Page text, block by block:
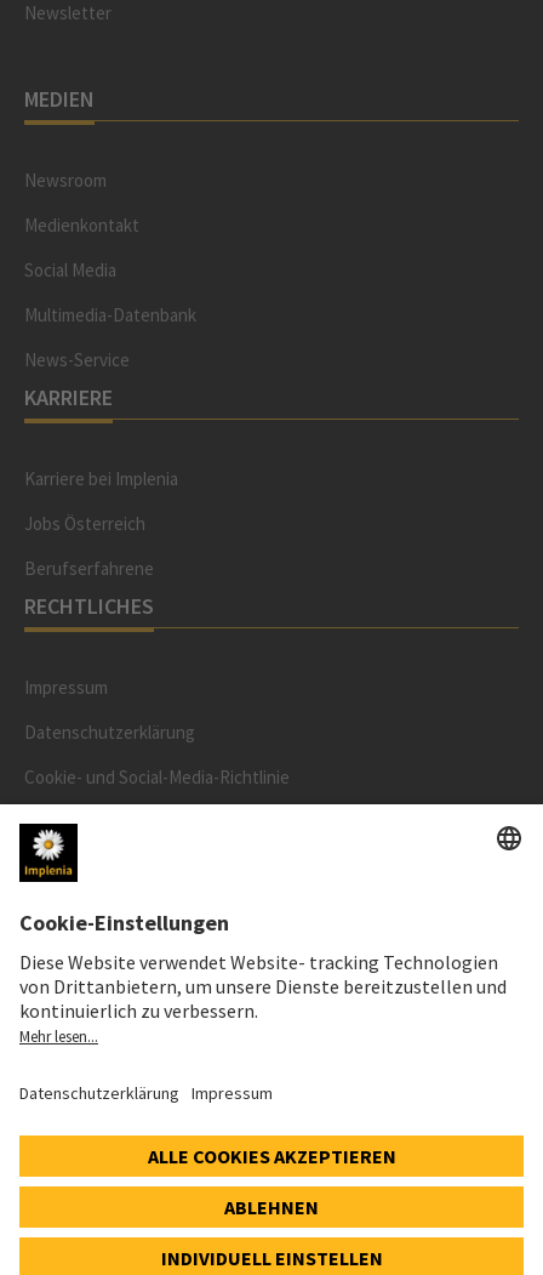
Newsletter
MEDIEN
Newsroom
Medienkontakt
Social Media
Multimedia-Datenbank
News-Service
KARRIERE
Karriere bei Implenia
Jobs Österreich
Berufserfahrene
RECHTLICHES
Impressum
Datenschutzerklärung
Cookie- und Social-Media-Richtlinie
Cookie-Einstellungen
AKTIENKURS
SWX: Implenia AG
62,30 CHF
0,00 CHF (0,00%)
© 2026 Implenia AG